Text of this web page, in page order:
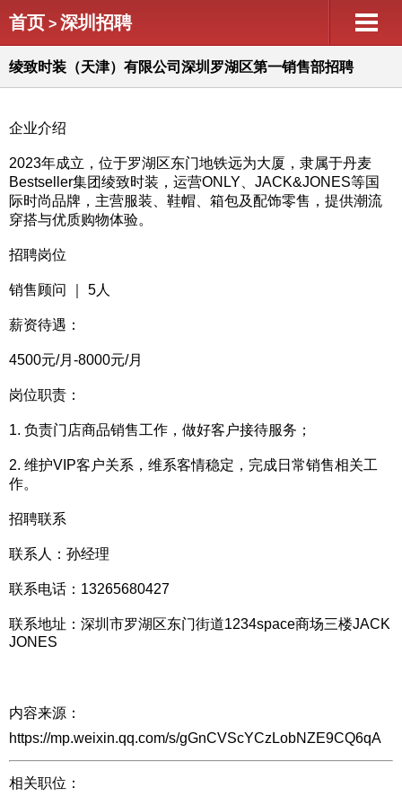
首页 > 深圳招聘
绫致时装（天津）有限公司深圳罗湖区第一销售部招聘
企业介绍
2023年成立，位于罗湖区东门地铁远为大厦，隶属于丹麦
Bestseller集团绫致时装，运营ONLY、JACK&JONES等国
际时尚品牌，主营服装、鞋帽、箱包及配饰零售，提供潮流
穿搭与优质购物体验。
招聘岗位
销售顾问 ｜ 5人
薪资待遇：
4500元/月-8000元/月
岗位职责：
1. 负责门店商品销售工作，做好客户接待服务；
2. 维护VIP客户关系，维系客情稳定，完成日常销售相关工
作。
招聘联系
联系人：孙经理
联系电话：13265680427
联系地址：深圳市罗湖区东门街道1234space商场三楼JACK
JONES
内容来源：
https://mp.weixin.qq.com/s/gGnCVScYCzLobNZE9CQ6qA
相关职位：